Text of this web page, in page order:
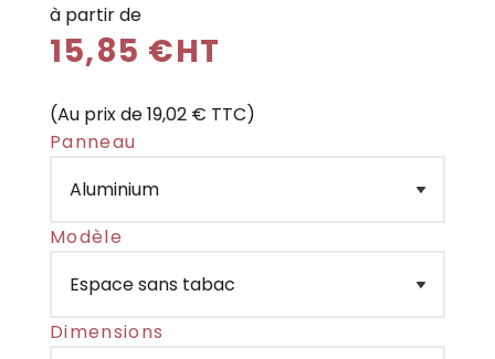
à partir de
15,85 €HT
(Au prix de 19,02 € TTC)
Panneau
Modèle
Dimensions